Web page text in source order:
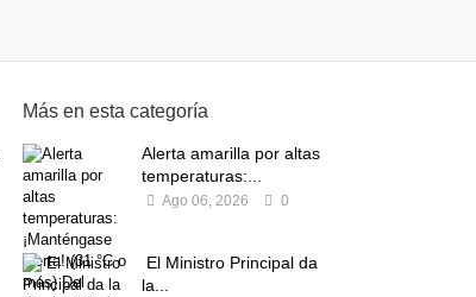
Más en esta categoría
Alerta amarilla por altas
temperaturas:...
Ago 06, 2026 0
El Ministro Principal da
la...